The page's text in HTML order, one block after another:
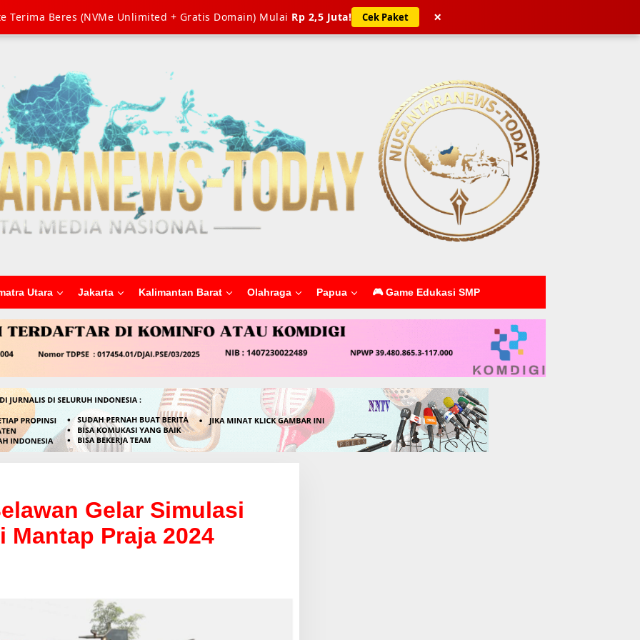
Terima Beres (NVMe Unlimited + Gratis Domain) Mulai Rp 2,5 Juta! Cek Paket ×
Utara Jakarta Kalimantan Barat Olahraga Papua 🎮 Game Edukasi SMP
Gelar Simulasi
Mantap Praja 2024